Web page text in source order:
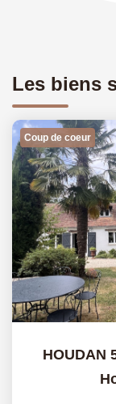
Les biens
Coup de coeur
HOUDAN